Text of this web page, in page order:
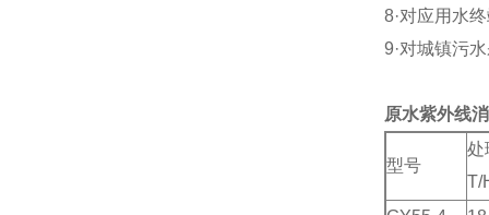
8·对应用水
9·对城镇污
原水紫外线
型号
处
T/